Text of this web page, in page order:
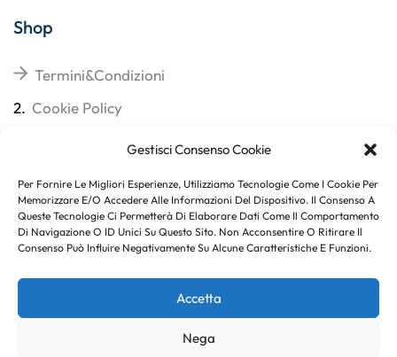
Gestisci Consenso Cookie
Per Fornire Le Migliori Esperienze, Utilizziamo Tecnologie Come I Cookie Per
Memorizzare E/o Accedere Alle Informazioni Del Dispositivo. Il Consenso A
Queste Tecnologie Ci Permetterà Di Elaborare Dati Come Il Comportamento
Di Navigazione O ID Unici Su Questo Sito. Non Acconsentire O Ritirare Il
Consenso Può Influire Negativamente Su Alcune Caratteristiche E Funzioni.
Accetta
Nega
Shop
Termini&Condizioni
2. Cookie Policy